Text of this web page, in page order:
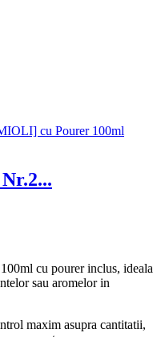
cu pourer inclus, ideala
sau aromelor in
maxim asupra cantitatii,